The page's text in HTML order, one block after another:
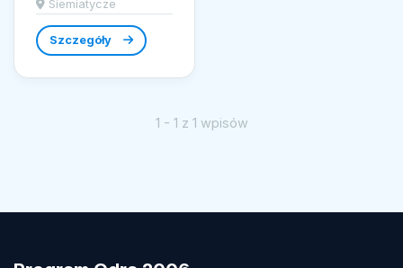
specjalizuje się w
dostarczaniu wysokiej
klasy...
Siemiatycze
Szczegóły
1 - 1 z 1 wpisów